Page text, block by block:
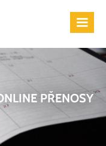
PŘENOSY